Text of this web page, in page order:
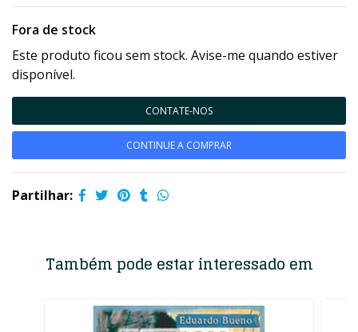
Fora de stock
Este produto ficou sem stock. Avise-me quando estiver
disponível.
CONTATE-NOS
CONTINUE A COMPRAR
Partilhar:
Também pode estar interessado em